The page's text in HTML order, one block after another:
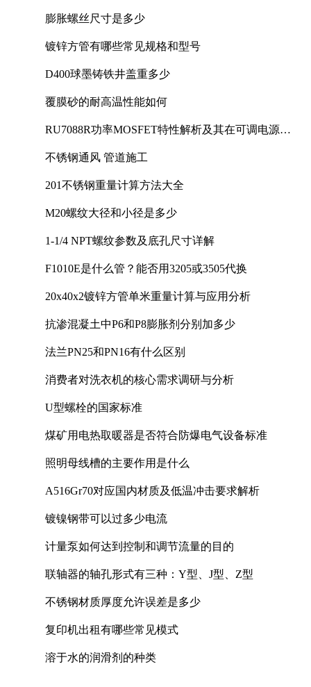
膨胀螺丝尺寸是多少
镀锌方管有哪些常见规格和型号
D400球墨铸铁井盖重多少
覆膜砂的耐高温性能如何
RU7088R功率MOSFET特性解析及其在可调电源设
不锈钢通风 管道施工
201不锈钢重量计算方法大全
M20螺纹大径和小径是多少
1-1/4 NPT螺纹参数及底孔尺寸详解
F1010E是什么管？能否用3205或3505代换
20x40x2镀锌方管单米重量计算与应用分析
抗渗混凝土中P6和P8膨胀剂分别加多少
法兰PN25和PN16有什么区别
消费者对洗衣机的核心需求调研与分析
U型螺栓的国家标准
煤矿用电热取暖器是否符合防爆电气设备标准
照明母线槽的主要作用是什么
A516Gr70对应国内材质及低温冲击要求解析
镀镍钢带可以过多少电流
计量泵如何达到控制和调节流量的目的
联轴器的轴孔形式有三种：Y型、J型、Z型
不锈钢材质厚度允许误差是多少
复印机出租有哪些常见模式
溶于水的润滑剂的种类